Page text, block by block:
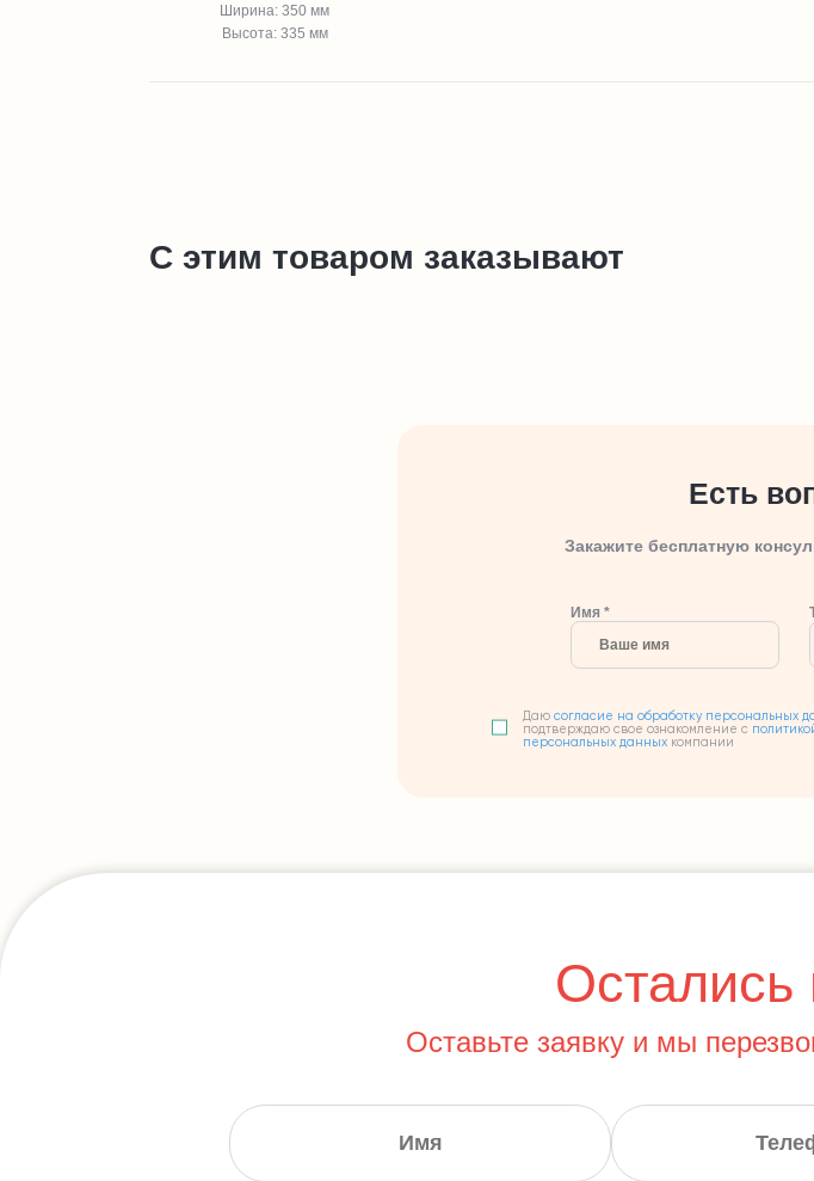
Ширина: 350 мм
Высота: 335 мм
С этим товаром заказывают
Есть
Закажите бесплатную
Имя *
Даю согласие на обработку персональных
подтверждаю свое ознакомление с
персональных данных компании
Остались
Оставьте заявку и мы